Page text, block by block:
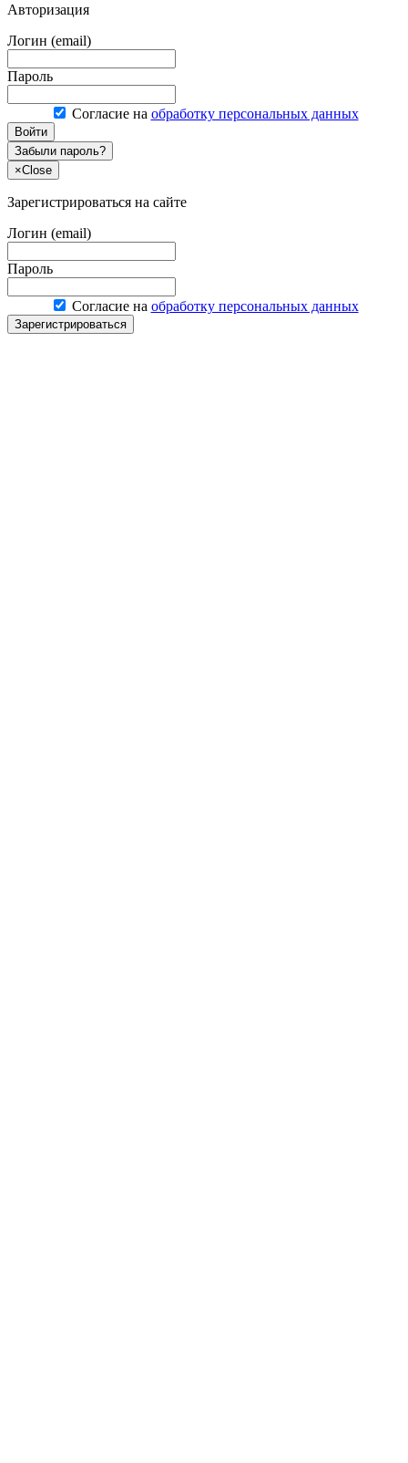
Авторизация
Логин (email)
Пароль
Согласие на обработку персональных данных
Войти
Забыли пароль?
×Close
Зарегистрироваться на сайте
Логин (email)
Пароль
Согласие на обработку персональных данных
Зарегистрироваться